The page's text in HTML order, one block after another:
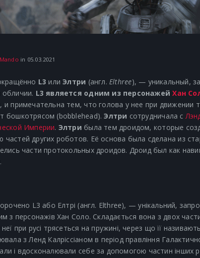
Mando in 05.03.2021
L3 илиЭлтри (англ. Elthree), — уникальный,
L3 является одним из персонажейХан
и примечательна тем, что голова у нее при движении
бошкотрясом (bobblehead).Элтри сотрудничала с
Империи. Элтри была тем дроидом, которые
других роботов. Её основа была сделана из
части протокольных дроидов. Дроид был как
L3 або Елтрі (англ. Elthree), — унікальний,
з персонажів Хан Соло. Складається вона з двох
при русі трясеться на пружині, через що її
з Ленд Калріссіаном в період правління
і вдосконалювали себе за допомогою частин інших